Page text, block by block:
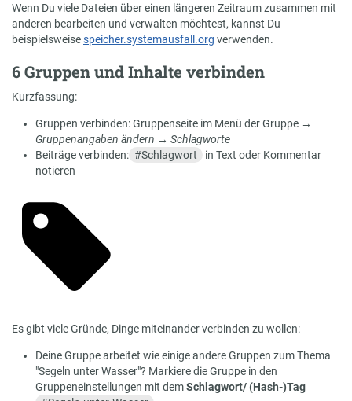
Wenn Du viele Dateien über einen längeren Zeitraum zusammen mit
anderen bearbeiten und verwalten möchtest, kannst Du
beispielsweisespeicher.systemausfall.org verwenden.
6 Gruppen und Inhalte verbinden
Kurzfassung:
Gruppen verbinden: Gruppenseite im Menü der Gruppe →
Gruppenangaben ändern → Schlagworte
Beiträge verbinden: #Schlagwort
in Text oder Kommentar
notieren
Es gibt viele Gründe, Dinge miteinander verbinden zu wollen:
Deine Gruppe arbeitet wie einige andere Gruppen zum Thema
"Segeln unter Wasser"? Markiere die Gruppe in den
Gruppeneinstellungen mit demSchlagwort/ (Hash-)Tag